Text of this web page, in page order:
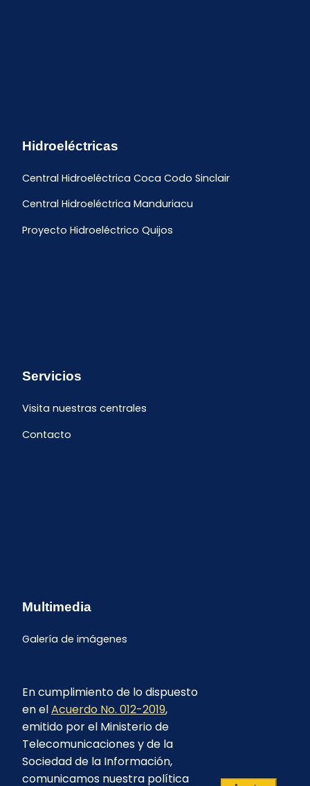
Hidroeléctricas
Central Hidroeléctrica Coca Codo Sinclair
Central Hidroeléctrica Manduriacu
Proyecto Hidroeléctrico Quijos
Servicios
Visita nuestras centrales
Contacto
Multimedia
Galería de imágenes
En cumplimiento de lo dispuesto
en elAcuerdo No. 012-2019,
emitido por el Ministerio de
Telecomunicaciones y de la
Sociedad de la Información,
comunicamos nuestra política